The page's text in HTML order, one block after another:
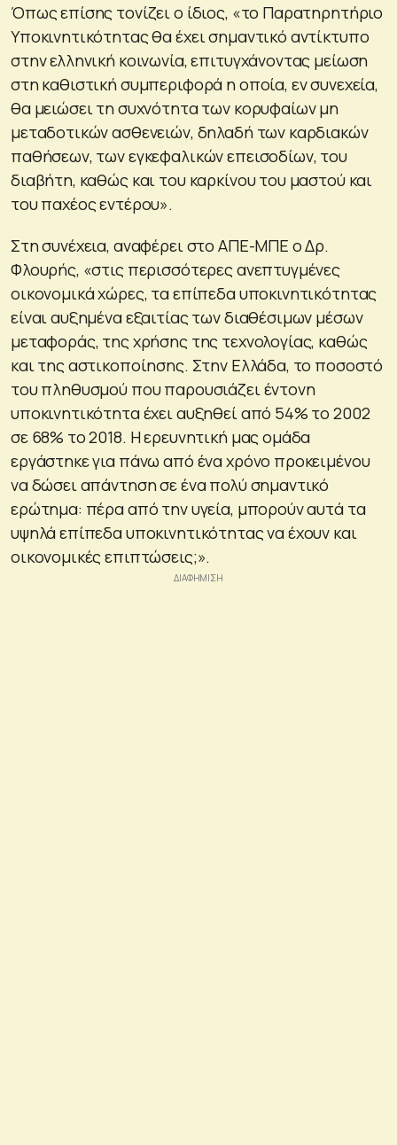
Όπως επίσης τονίζει ο ίδιος, «το Παρατηρητήριο
Υποκινητικότητας θα έχει σημαντικό αντίκτυπο
στην ελληνική κοινωνία, επιτυγχάνοντας μείωση
στη καθιστική συμπεριφορά η οποία, εν συνεχεία,
θα μειώσει τη συχνότητα των κορυφαίων μη
μεταδοτικών ασθενειών, δηλαδή των καρδιακών
παθήσεων, των εγκεφαλικών επεισοδίων, του
διαβήτη, καθώς και του καρκίνου του μαστού και
του παχέος εντέρου».
Στη συνέχεια, αναφέρει στο ΑΠΕ-ΜΠΕ ο Δρ.
Φλουρής, «στις περισσότερες ανεπτυγμένες
οικονομικά χώρες, τα επίπεδα υποκινητικότητας
είναι αυξημένα εξαιτίας των διαθέσιμων μέσων
μεταφοράς, της χρήσης της τεχνολογίας, καθώς
και της αστικοποίησης. Στην Ελλάδα, το ποσοστό
του πληθυσμού που παρουσιάζει έντονη
υποκινητικότητα έχει αυξηθεί από 54% το 2002
σε 68% το 2018. Η ερευνητική μας ομάδα
εργάστηκε για πάνω από ένα χρόνο προκειμένου
να δώσει απάντηση σε ένα πολύ σημαντικό
ερώτημα: πέρα από την υγεία, μπορούν αυτά τα
υψηλά επίπεδα υποκινητικότητας να έχουν και
οικονομικές επιπτώσεις;».